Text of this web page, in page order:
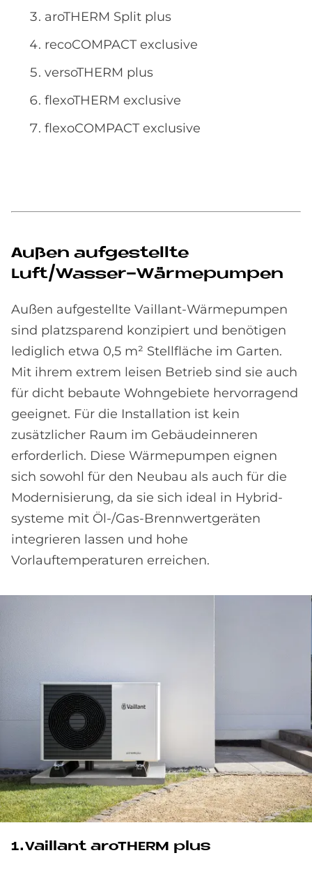
aro­THERM Split plus
re­co­COM­PACT ex­clu­si­ve
verso­THERM plus
flexo­THERM ex­clu­si­ve
flexo­COM­PACT ex­clu­si­ve
Außen aufgestellte
Luft/Wasser-Wärmepumpen
Außen aufgestellte Vaillant-Wärmepumpen
sind platzsparend konzipiert und benötigen
lediglich etwa 0,5 m² Stellfläche im Garten.
Mit ihrem extrem leisen Betrieb sind sie auch
für dicht bebaute Wohn­gebiete hervorragend
geeignet. Für die Installation ist kein
zusätzlicher Raum im Gebäude­inneren
erforderlich. Diese Wärme­pumpen eignen
sich sowohl für den Neubau als auch für die
Modernisierung, da sie sich ideal in Hybrid­
systeme mit Öl-/Gas-Brennwertgeräten
integrieren lassen und hohe
Vorlauftemperaturen erreichen.
1.Vail­lant aro­THERM plus